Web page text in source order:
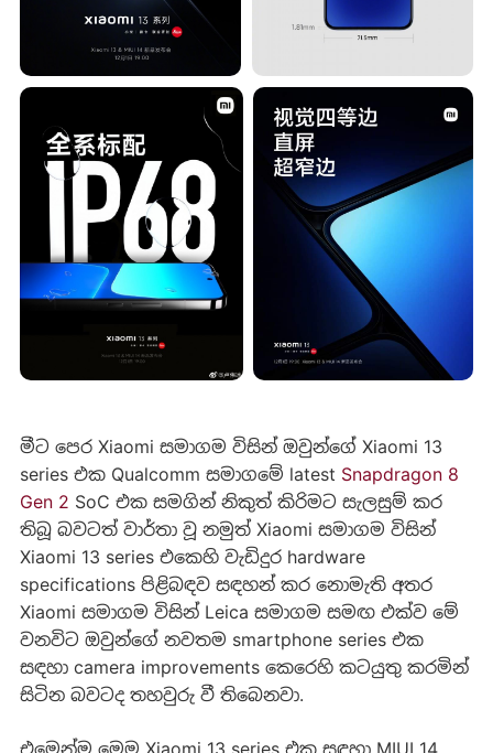
මීට පෙර Xiaomi සමාගම විසින් ඔවුන්ගේ Xiaomi 13
series එක Qualcomm සමාගමේ latest Snapdragon 8
Gen 2 SoC එක සමගින් නිකුත් කිරිමට සැලසුම් කර
තිබූ බවටත් වාර්තා වූ නමුත් Xiaomi සමාගම විසින්
Xiaomi 13 series එකෙහි වැඩිදුර hardware
specifications පිළිබඳව සඳහන් කර නොමැති අතර
Xiaomi සමාගම විසින් Leica සමාගම සමඟ එක්ව මේ
වනවිට ඔවුන්ගේ නවතම smartphone series එක
සඳහා camera improvements කෙරෙහි කටයුතු කරමින්
සිටින බවටද තහවුරු වී තිබෙනවා.